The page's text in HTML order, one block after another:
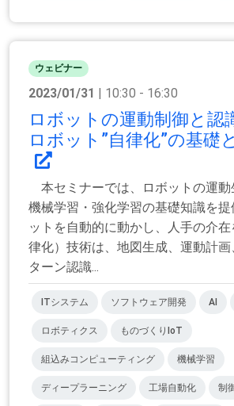
ウェビナー
2023/01/31 | 10:30 - 16:30
ロボットの運動制御と認
ロボット”自律化”の基礎
本セミナーでは、ロボットの運動
機械学習・強化学習の基礎知識を
ットを自動的に動かし、人手の介
律化）技術は、地図生成、運動計
ターン認識...
ITシステム ソフトウェア開発 AI
ロボティクス ものづくりIoT
組込みコンピューティング 機械学習
ディープラーニング 工場自動化 制